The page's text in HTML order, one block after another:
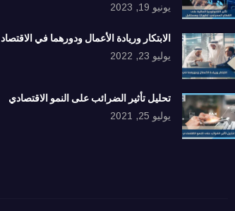
يونيو 19, 2023
الابتكار وريادة الأعمال ودورهما في الاقتصاد
يوليو 23, 2022
تحليل تأثير الضرائب على النمو الاقتصادي
يوليو 25, 2021